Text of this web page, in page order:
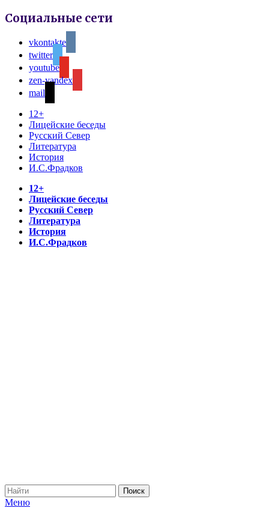
Социальные сети
vkontakte
twitter
youtube
zen-yandex
mail
12+
Лицейские беседы
Русский Север
Литература
История
И.С.Фрадков
12+
Лицейские беседы
Русский Север
Литература
История
И.С.Фрадков
Меню